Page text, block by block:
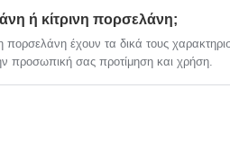
ή κίτρινη πορσελάνη;
έχουν τα δικά τους
προσωπική σας προτίμηση και χρήση.